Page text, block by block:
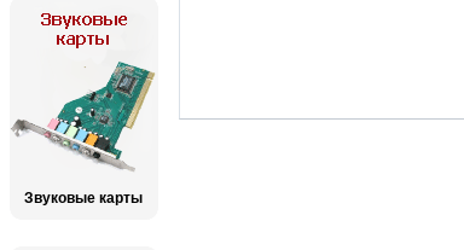
Звуковые карты